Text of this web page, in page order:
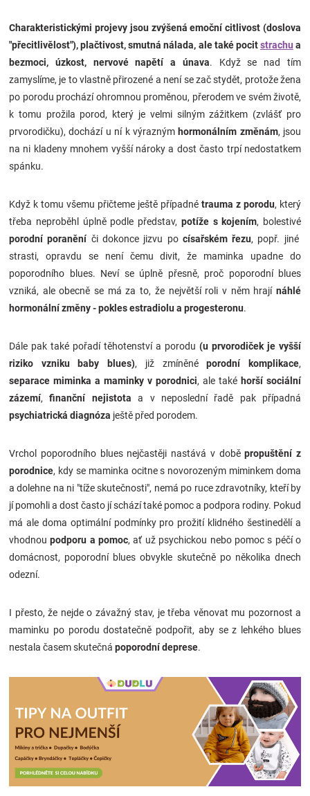
Charakteristickými projevy jsou zvýšená emoční citlivost (doslova
"přecitlivělost"), plačtivost, smutná nálada, ale také pocitstrachu a
bezmoci, úzkost, nervové napětí a únava. Když se nad tím
zamyslíme, je to vlastně přirozené a není se zač stydět, protože žena
po porodu prochází ohromnou proměnou, přerodem ve svém životě,
k tomu prožila porod, který je velmi silným zážitkem (zvlášť pro
prvorodičku), dochází u ní k výrazným hormonálním změnám, jsou
na ni kladeny mnohem vyšší nároky a dost často trpí nedostatkem
spánku.
Když k tomu všemu přičteme ještě případné trauma z porodu, který
třeba neproběhl úplně podle představ, potíže s kojením, bolestivé
porodní poraněníči dokonce jizvu po císařském řezu, popř. jiné
strasti, opravdu se není čemu divit, že maminka upadne do
poporodního blues. Neví se úplně přesně, proč poporodní blues
vzniká, ale obecně se má za to, že největší roli v něm hrají náhlé
hormonální změny - pokles estradiolu a progesteronu.
Dále pak také pořadí těhotenství a porodu (u prvorodiček je vyšší
riziko vzniku baby blues), již zmíněnéporodní komplikace,
separace miminka a maminky v porodnici, ale také horší sociální
zázemí,finanční nejistota a v neposlední řadě pak případná
psychiatrická diagnóza ještě před porodem.
Vrchol poporodního blues nejčastěji nastává v doběpropuštění z
porodnice, kdy se maminka ocitne s novorozeným miminkem doma
a dolehne na ni "tíže skutečnosti", nemá po ruce zdravotníky, kteří by
jí pomohli a dost často jí schází také pomoc a podpora rodiny. Pokud
má ale doma optimální podmínky pro prožití klidného šestinedělí a
vhodnoupodporu a pomoc, ať už psychickou nebo pomoc s péčí o
domácnost, poporodní blues obvykle skutečně po několika dnech
odezní.
I přesto, že nejde o závažný stav, je třeba věnovat mu pozornost a
maminku po porodu dostatečně podpořit, aby se z lehkého blues
nestala časem skutečná poporodní deprese.